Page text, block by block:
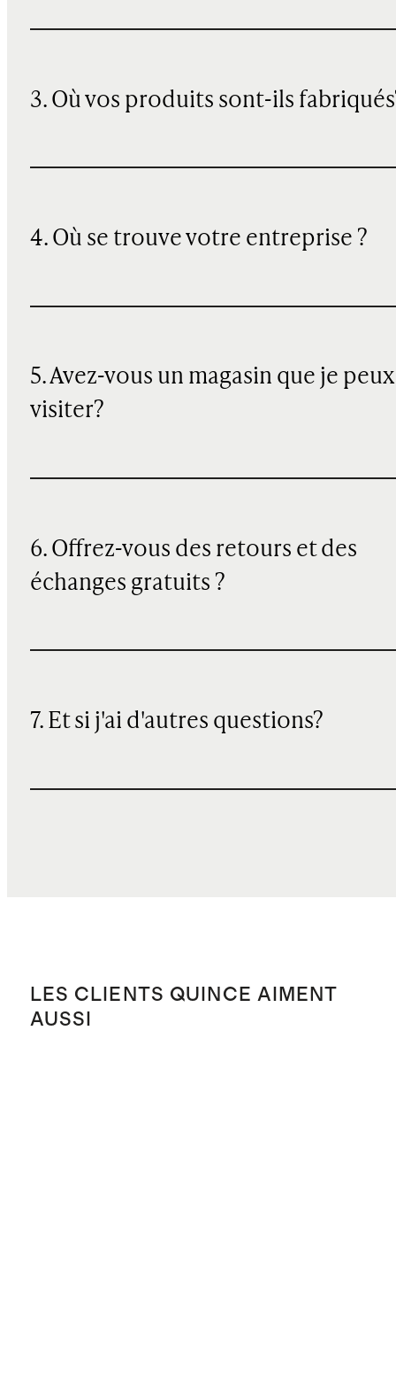
3. Où vos produits sont-ils
4. Où se trouve votre entreprise ?
5. Avez-vous un magasin que je peux
visiter?
6. Offrez-vous des retours et des
échanges gratuits ?
7. Et si j'ai d'autres questions?
LES CLIENTS QUINCE AIMENT
AUSSI